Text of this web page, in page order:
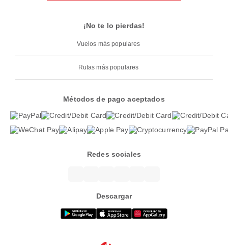
¡No te lo pierdas!
Vuelos más populares
Rutas más populares
Métodos de pago aceptados
Redes sociales
Descargar